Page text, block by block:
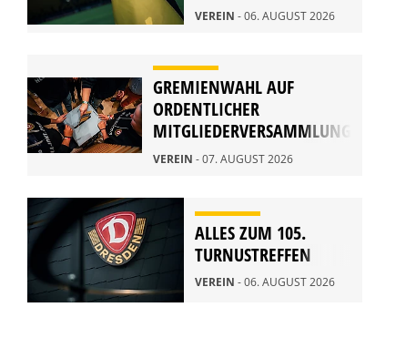
WEIST BERUFUNG
VEREIN - 06. AUGUST 2026
GREMIENWAHL AUF
ORDENTLICHER
MITGLIEDERVERSAMMLUNG
2026
VEREIN - 07. AUGUST 2026
ALLES ZUM 105.
TURNUSTREFFEN
VEREIN - 06. AUGUST 2026